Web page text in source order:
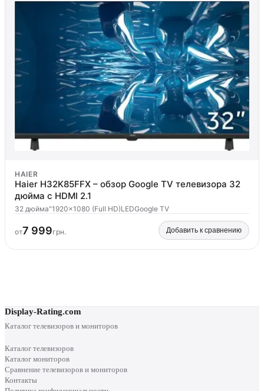
HAIER
Haier H32K85FFX – обзор Google TV телевизора 32
дюйма с HDMI 2.1
32 дюйма"1920x1080 (Full HD)LEDGoogle TV
от7 999грн. Добавить к сравнению
Display-Rating.com
Каталог телевизоров и мониторов
Каталог телевизоров
Каталог мониторов
Сравнение телевизоров и мониторов
Контакты